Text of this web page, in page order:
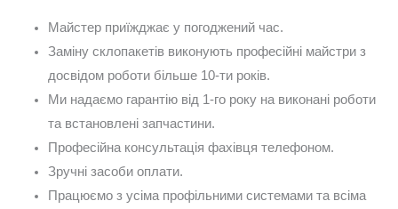
Майстер приїжджає у погоджений час.
Заміну склопакетів виконують професійні майстри з
досвідом роботи більше 10-ти років.
Ми надаємо гарантію від 1-го року на виконані роботи
та встановлені запчастини.
Професійна консультація фахівця телефоном.
Зручні засоби оплати.
Працюємо з усіма профільними системами та всіма